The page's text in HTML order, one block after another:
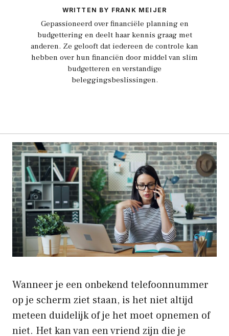
WRITTEN BY FRANK MEIJER
Gepassioneerd over financiële planning en
budgettering en deelt haar kennis graag met
anderen. Ze gelooft dat iedereen de controle kan
hebben over hun financiën door middel van slim
budgetteren en verstandige
beleggingsbeslissingen.
Wanneer je een onbekend telefoonnummer
op je scherm ziet staan, is het niet altijd
meteen duidelijk of je het moet opnemen of
niet. Het kan van een vriend zijn die je